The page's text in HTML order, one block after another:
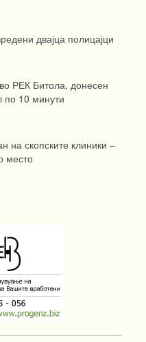
двајца полицајци
РЕК Битола, донесен
по 10 минути
на скопските клиники –
место